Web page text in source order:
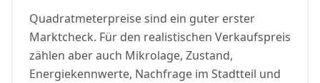
Quadratmeterpreise sind ein guter erster
Marktcheck. Für den realistischen Verkaufspreis
zählen aber auch Mikrolage, Zustand,
Energiekennwerte, Nachfrage im Stadtteil und